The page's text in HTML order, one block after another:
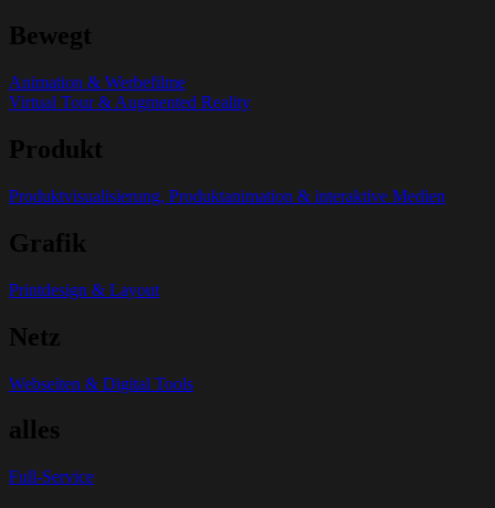
Bewegt
Animation & Werbefilme
Virtual Tour & Augmented Reality
Produkt
Produktvisualisierung, Produktanimation & interaktive Medien
Grafik
Printdesign & Layout
Netz
Webseiten & Digital Tools
alles
Full-Service